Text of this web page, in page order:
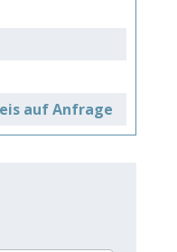
auf Anfrage